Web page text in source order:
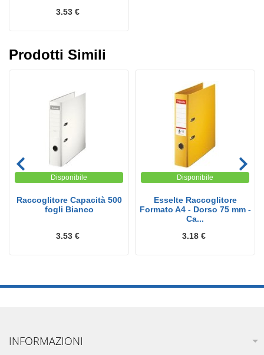
3.53 €
Prodotti Simili
Disponibile
Raccoglitore Capacità 500
fogli Bianco
3.53 €
Disponibile
Esselte Raccoglitore
Formato A4 - Dorso 75 mm -
Ca...
3.18 €
INFORMAZIONI